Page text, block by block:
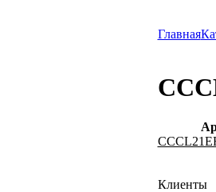
Главная
Клиенты